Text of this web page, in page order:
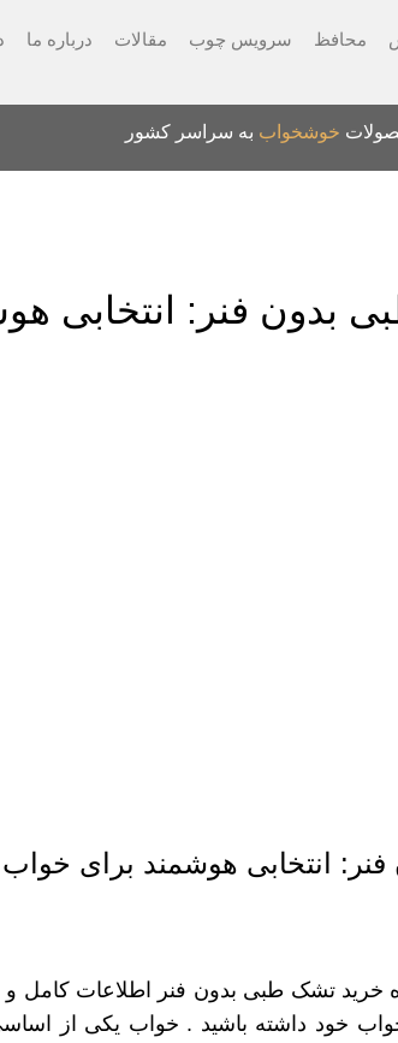
محافظ سرویس چوب مقالات درباره ما
خوشخواب به سراسر کشور
بدون فنر: انتخابی
انتخابی هوشمند برای
خرید تشک طبی بدون فنر اطلاعات کامل و
خود داشته باشید . خواب یکی از